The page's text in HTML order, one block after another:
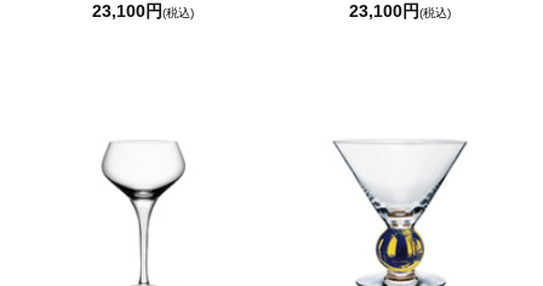
23,100円(税込) 23,100円(税込)